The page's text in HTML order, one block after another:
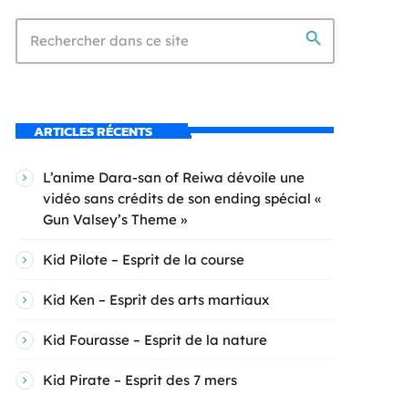
search
ARTICLES RÉCENTS
L’anime Dara-san of Reiwa dévoile une
vidéo sans crédits de son ending spécial «
Gun Valsey’s Theme »
Kid Pilote – Esprit de la course
Kid Ken – Esprit des arts martiaux
Kid Fourasse – Esprit de la nature
Kid Pirate – Esprit des 7 mers